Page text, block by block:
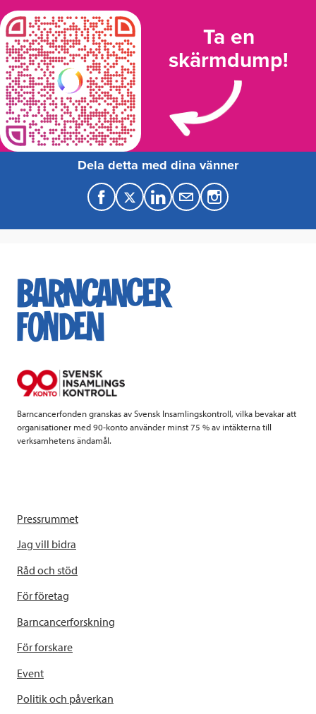
Ta en
skärmdump!
Dela detta med dina vänner
F
a
e
b
k
T
w
t
t
L
i
k
e
M
a
Barncancerfonden granskas av Svensk Insamlingskontroll, vilka bevakar att
organisationer med 90-konto använder minst 75 % av intäkterna till
verksamhetens ändamål.
Pressrummet
Jag vill bidra
Råd och stöd
För företag
Barncancerforskning
För forskare
Event
Politik och påverkan